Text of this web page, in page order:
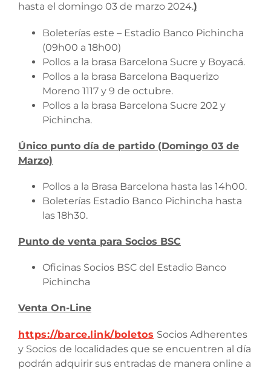
hasta el domingo 03 de marzo 2024.)
Boleterías este – Estadio Banco Pichincha
(09h00 a 18h00)
Pollos a la brasa Barcelona Sucre y Boyacá.
Pollos a la brasa Barcelona Baquerizo
Moreno 1117 y 9 de octubre.
Pollos a la brasa Barcelona Sucre 202 y
Pichincha.
Único punto día de partido (Domingo 03 de
Marzo)
Pollos a la Brasa Barcelona hasta las 14h00.
Boleterías Estadio Banco Pichincha hasta
las 18h30.
Punto de venta para Socios BSC
Oficinas Socios BSC del Estadio Banco
Pichincha
Venta On-Line
https://barce.link/boletos Socios Adherentes
y Socios de localidades que se encuentren al día
podrán adquirir sus entradas de manera online a